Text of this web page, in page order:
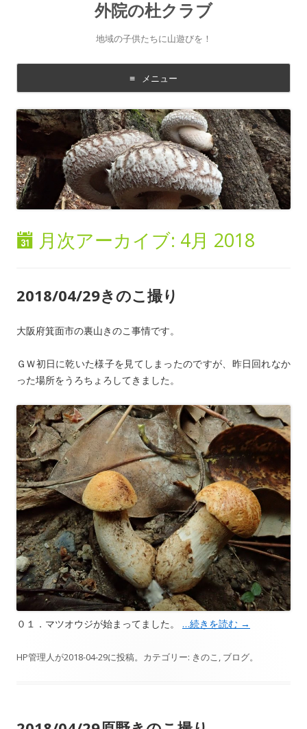
外院の杜クラブ
地域の子供たちに山遊びを！
メニュー
コ
ン
テ
ン
ツ
に
移
動
す
る
月次アーカイブ: 4月 2018
2018/04/29きのこ撮り
大阪府箕面市の裏山きのこ事情です。
ＧＷ初日に乾いた様子を見てしまったのですが、昨日回れなか
った場所をうろちょろしてきました。
０１．マツオウジが始まってました。 …続きを読む →
HP管理人が2018-04-29に投稿。カテゴリー: きのこ , ブログ。